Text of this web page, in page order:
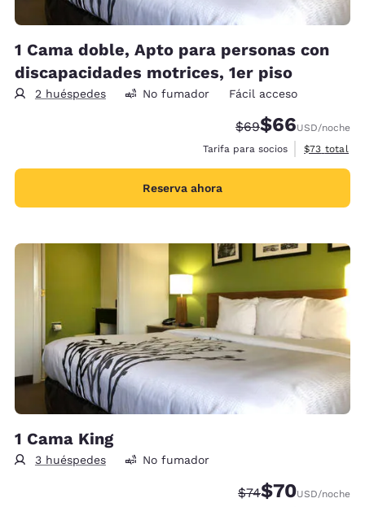
1 Cama doble, Apto para personas con
discapacidades motrices, 1er piso
2 huéspedes No fumador Fácil acceso
Tarifa tachada:
$69Tarifa reducida:
$66USD/noche
Tarifa para socios
Ver detalles
$73 total
Reserva ahora
1 Cama King
3 huéspedes No fumador
Tarifa tachada:
$74Tarifa reducida:
$70USD/noche